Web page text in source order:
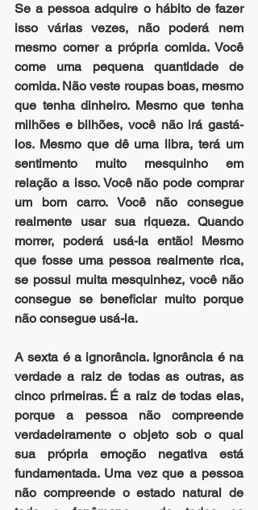
Se a pessoa adquire o hábito de fazer
isso várias vezes, não poderá nem
mesmo comer a própria comida. Você
come uma pequena quantidade de
comida. Não veste roupas boas, mesmo
que tenha dinheiro. Mesmo que tenha
milhões e bilhões, você não irá gastá-
los. Mesmo que dê uma libra, terá um
sentimento muito mesquinho em
relação a isso. Você não pode comprar
um bom carro. Você não consegue
realmente usar sua riqueza. Quando
morrer, poderá usá-la então! Mesmo
que fosse uma pessoa realmente rica,
se possui muita mesquinhez, você não
consegue se beneficiar muito porque
não consegue usá-la.
A sexta é a ignorância. Ignorância é na
verdade a raiz de todas as outras, as
cinco primeiras. É a raiz de todas elas,
porque a pessoa não compreende
verdadeiramente o objeto sob o qual
sua própria emoção negativa está
fundamentada. Uma vez que a pessoa
não compreende o estado natural de